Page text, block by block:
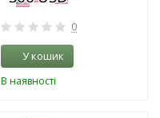
0
У кошик
В наявності